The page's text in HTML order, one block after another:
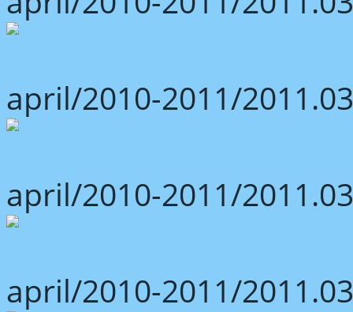
april/2010-2011/
april/2010-2011/
april/2010-2011/